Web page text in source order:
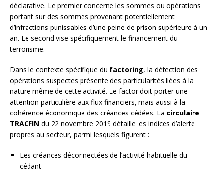
déclarative. Le premier concerne les sommes ou opérations
portant sur des sommes provenant potentiellement
d’infractions punissables d’une peine de prison supérieure à un
an. Le second vise spécifiquement le financement du
terrorisme.
Dans le contexte spécifique du factoring, la détection des
opérations suspectes présente des particularités liées à la
nature même de cette activité. Le factor doit porter une
attention particulière aux flux financiers, mais aussi à la
cohérence économique des créances cédées. La circulaire
TRACFIN du 22 novembre 2019 détaille les indices d’alerte
propres au secteur, parmi lesquels figurent :
Les créances déconnectées de l’activité habituelle du
cédant